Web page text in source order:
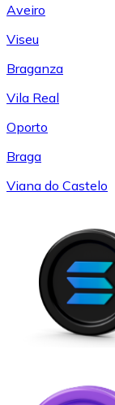
Aveiro
Viseu
Braganza
Vila Real
Oporto
Braga
Viana do Castelo